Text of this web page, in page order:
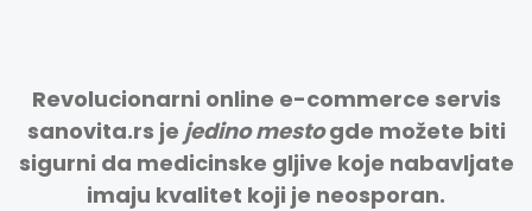
Revolucionarni online e-commerce servis
sanovita.rs je jedino mestogde možete biti
sigurni da medicinske gljive koje nabavljate
imaju kvalitet koji je neosporan.